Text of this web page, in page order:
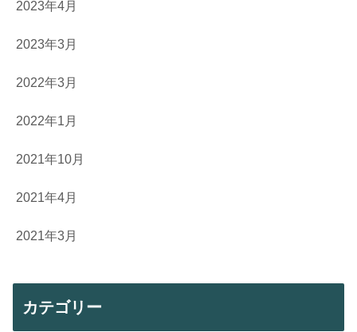
2023年4月
2023年3月
2022年3月
2022年1月
2021年10月
2021年4月
2021年3月
カテゴリー